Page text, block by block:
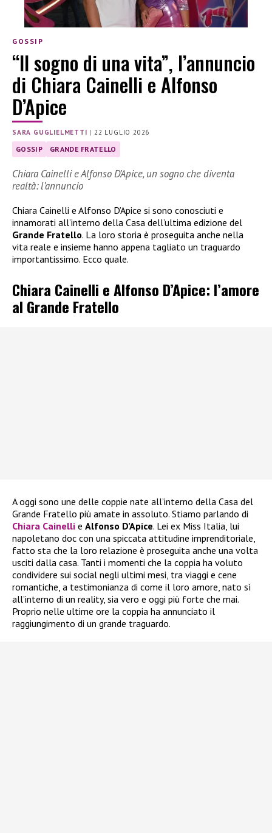
GOSSIP
“Il sogno di una vita”, l’annuncio
di Chiara Cainelli e Alfonso
D’Apice
SARA GUGLIELMETTI |22 LUGLIO 2026
GOSSIP GRANDE FRATELLO
Chiara Cainelli e Alfonso D’Apice, un sogno che diventa
realtà: l’annuncio
Chiara Cainelli e Alfonso D’Apice si sono conosciuti e
innamorati all’interno della Casa dell’ultima edizione del
Grande Fratello. La loro storia è proseguita anche nella
vita reale e insieme hanno appena tagliato un traguardo
importantissimo. Ecco quale.
Chiara Cainelli e Alfonso D’Apice: l’amore
al Grande Fratello
A oggi sono une delle coppie nate all’interno della Casa del
Grande Fratello più amate in assoluto. Stiamo parlando di
Chiara Cainelli e Alfonso D’Apice. Lei ex Miss Italia, lui
napoletano doc con una spiccata attitudine imprenditoriale,
fatto sta che la loro relazione è proseguita anche una volta
usciti dalla casa. Tanti i momenti che la coppia ha voluto
condividere sui social negli ultimi mesi, tra viaggi e cene
romantiche, a testimonianza di come il loro amore, nato sì
all’interno di un reality, sia vero e oggi più forte che mai.
Proprio nelle ultime ore la coppia ha annunciato il
raggiungimento di un grande traguardo.